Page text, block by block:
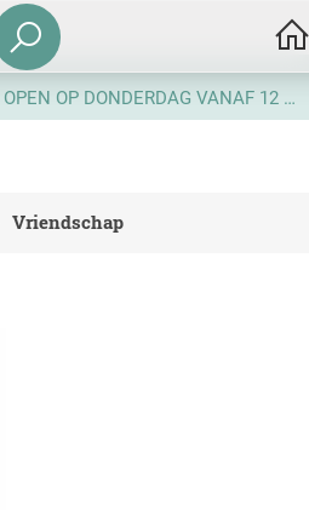
NIEUW: VANAF AUGUSTUS: OPEN OP DONDERDAG VANAF 12 UUR
Vriendschap